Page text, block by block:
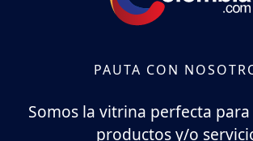
PAUTA CON
Somos la vitrina perfecta
productos y/o